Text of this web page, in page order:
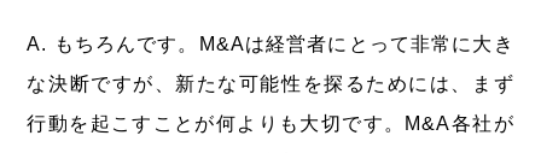
A. もちろんです。M&Aは経営者にとって非常に大き
な決断ですが、新たな可能性を探るためには、まず
行動を起こすことが何よりも大切です。M&A各社が